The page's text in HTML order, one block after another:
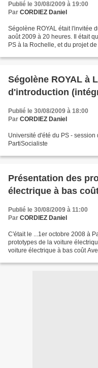
Publié le 30/08/2009 à 19:00
Par CORDIEZ Daniel
Ségolène ROYAL était l'invitée
août 2009 à 20 heures. Il était
PS à la Rochelle, et du projet
Ségolène ROYAL à
d'introduction
Publié le 30/08/2009 à 18:00
Par CORDIEZ Daniel
Université d'été du PS -
PartiSocialiste
Présentation des
électrique à bas
Publié le 30/08/2009 à 11:00
Par CORDIEZ Daniel
C'était le ...1er octobre 2008 à
prototypes de la voiture
voiture électrique à bas coût